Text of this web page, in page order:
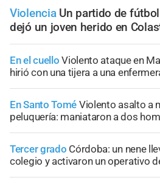
Violencia Un partido de
dejó un joven herido en
En el cuello Violento ataque en
hirió con una tijera a una
En Santo Tomé Violento asalto a
peluquería: maniataron a dos
Tercer grado Córdoba: un nene
colegio y activaron un operativo